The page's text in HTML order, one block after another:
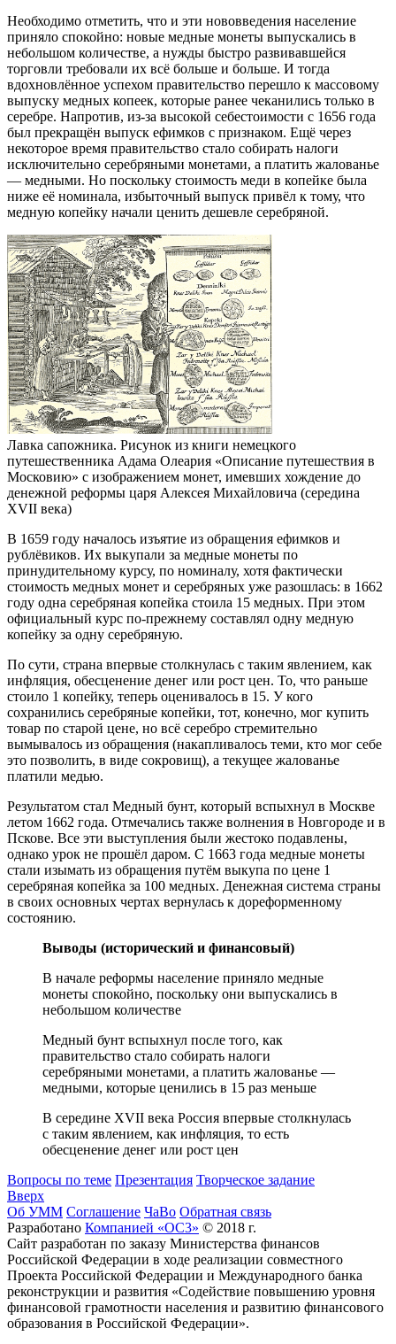
Необходимо отметить, что и эти нововведения население
приняло спокойно: новые медные монеты выпускались в
небольшом количестве, а нужды быстро развивавшейся
торговли требовали их всё больше и больше. И тогда
вдохновлённое успехом правительство перешло к массовому
выпуску медных копеек, которые ранее чеканились только в
серебре. Напротив, из-за высокой себестоимости с 1656 года
был прекращён выпуск ефимков с признаком. Ещё через
некоторое время правительство стало собирать налоги
исключительно серебряными монетами, а платить жалованье
— медными. Но поскольку стоимость меди в копейке была
ниже её номинала, избыточный выпуск привёл к тому, что
медную копейку начали ценить дешевле серебряной.
Лавка сапожника. Рисунок из книги немецкого
путешественника Адама Олеария «Описание путешествия в
Московию» с изображением монет, имевших хождение до
денежной реформы царя Алексея Михайловича (середина
XVII века)
В 1659 году началось изъятие из обращения ефимков и
рублёвиков. Их выкупали за медные монеты по
принудительному курсу, по номиналу, хотя фактически
стоимость медных монет и серебряных уже разошлась: в 1662
году одна серебряная копейка стоила 15 медных. При этом
официальный курс по-прежнему составлял одну медную
копейку за одну серебряную.
По сути, страна впервые столкнулась с таким явлением, как
инфляция, обесценение денег или рост цен. То, что раньше
стоило 1 копейку, теперь оценивалось в 15. У кого
сохранились серебряные копейки, тот, конечно, мог купить
товар по старой цене, но всё серебро стремительно
вымывалось из обращения (накапливалось теми, кто мог себе
это позволить, в виде сокровищ), а текущее жалованье
платили медью.
Результатом стал Медный бунт, который вспыхнул в Москве
летом 1662 года. Отмечались также волнения в Новгороде и в
Пскове. Все эти выступления были жестоко подавлены,
однако урок не прошёл даром. С 1663 года медные монеты
стали изымать из обращения путём выкупа по цене 1
серебряная копейка за 100 медных. Денежная система страны
в своих основных чертах вернулась к дореформенному
состоянию.
Выводы (исторический и финансовый)
В начале реформы население приняло медные
монеты спокойно, поскольку они выпускались в
небольшом количестве
Медный бунт вспыхнул после того, как
правительство стало собирать налоги
серебряными монетами, а платить жалованье —
медными, которые ценились в 15 раз меньше
В середине XVII века Россия впервые столкнулась
с таким явлением, как инфляция, то есть
обесценение денег или рост цен
Вопросы по теме Презентация Творческое задание
Вверх
Об УММ Соглашение ЧаВо Обратная связь
Разработано Компанией «ОС3» © 2018 г.
Сайт разработан по заказу Министерства финансов
Российской Федерации в ходе реализации совместного
Проекта Российской Федерации и Международного банка
реконструкции и развития «Содействие повышению уровня
финансовой грамотности населения и развитию финансового
образования в Российской Федерации».